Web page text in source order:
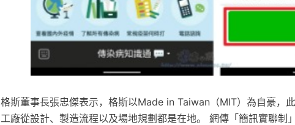
格斯董事長張忠傑表示，格斯以Made in Taiwan（MIT）為自豪，
工廠從設計、製造流程以及場地規劃都是在地。 網傳「簡訊實聯制